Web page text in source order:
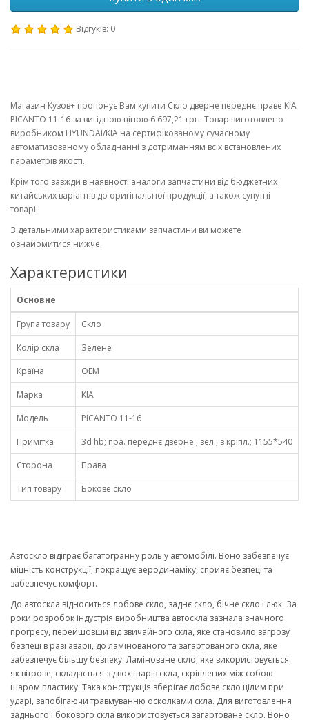
Відгуків: 0
Магазин Кузов+ пропонує Вам купити Скло дверне переднє праве KIA
PICANTO 11-16 за вигідною ціною 6 697,21 грн. Товар виготовлено
виробником HYUNDAI/KIA на сертифікованому сучасному
автоматизованому обладнанні з дотриманням всіх встановлених
параметрів якості.
Крім того завжди в наявності аналоги запчастини від бюджетних
китайських варіантів до оригінальної продукції, а також супутні
товарі.
З детальними характеристиками запчастини ви можете
ознайомитися нижче.
Характеристики
Основне
Група товару
Скло
Колір скла
Зелене
Країна
OEM
Марка
KIA
Модель
PICANTO 11-16
Примітка
3d hb; пра. переднє дверне ; зел.; з кріпл.; 1155*540
Сторона
Права
Тип товару
Бокове скло
Автоскло відіграє багатогранну роль у автомобілі. Воно забезпечує
міцність конструкції, покращує аеродинаміку, сприяє безпеці та
забезпечує комфорт.
До автоскла відноситься лобове скло, заднє скло, бічне скло і люк. За
роки розробок індустрія виробництва автоскла зазнала значного
прогресу, перейшовши від звичайного скла, яке становило загрозу
безпеці в разі аварії, до ламінованого та загартованого скла, яке
забезпечує більшу безпеку. Ламіноване скло, яке використовується
як вітрове, складається з двох шарів скла, скріплених між собою
шаром пластику. Така конструкція зберігає лобове скло цілим при
ударі, запобігаючи травмуванню осколками скла. Для виготовлення
заднього і бокового скла використовується загартоване скло. Воно